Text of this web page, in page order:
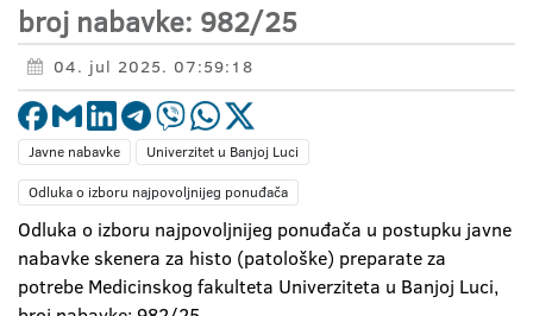
broj nabavke: 982/25
04. jul 2025. 07:59:18
Javne nabavke
Univerzitet u Banjoj Luci
Odluka o izboru najpovoljnijeg ponuđača
Odluka o izboru najpovoljnijeg ponuđača u postupku javne
nabavke skenera za histo (patološke) preparate za
potrebe Medicinskog fakulteta Univerziteta u Banjoj Luci,